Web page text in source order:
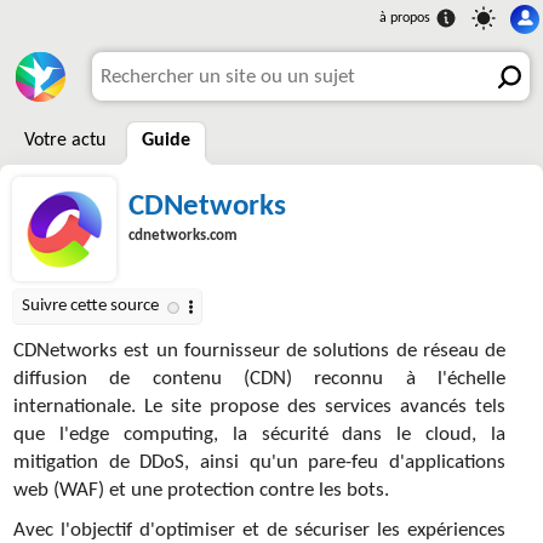
Votre actu Guide
CDNetworks
cdnetworks.com
CDNetworks est un fournisseur de solutions de réseau de
diffusion de contenu (CDN) reconnu à l'échelle
internationale. Le site propose des services avancés tels
que l'edge computing, la sécurité dans le cloud, la
mitigation de DDoS, ainsi qu'un pare-feu d'applications
web (WAF) et une protection contre les bots.
Avec l'objectif d'optimiser et de sécuriser les expériences